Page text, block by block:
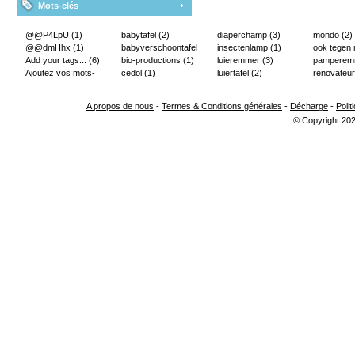
Mots-clés
@@P4LpU (1)
@@dmHhx (1)
Add your tags... (6)
Ajoutez vos mots-
babytafel (2)
babyverschoontafel
(2)
bio-productions (1)
cedol (1)
diaperchamp (3)
insectenlamp (1)
luieremmer (3)
luiertafel (2)
mondo (2)
ook tegen
A propos de nous - Termes & Conditions générales - Décharge -
© Copyright